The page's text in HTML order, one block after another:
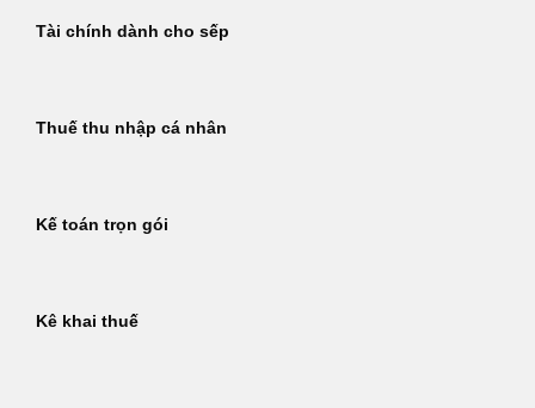
Tài chính dành cho sếp
Thuế thu nhập cá nhân
Kế toán trọn gói
Kê khai thuế